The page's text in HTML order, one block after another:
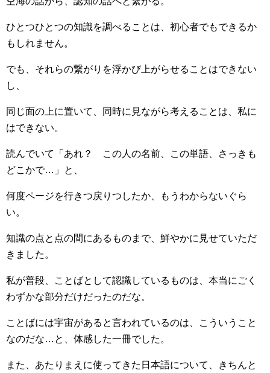
ひとつひとつの知識を調べることは、初心者でもできるか
もしれません。
でも、それらの繋がりを浮かび上がらせることはできない
し、
同じ面の上に置いて、同時に見ながら考えることは、私に
はできない。
読んでいて「あれ？ この人の名前、この単語、さっきも
どこかで…」と、
何度ページを行きつ戻りつしたか、もうわからないぐら
い。
知識の点と点の間にあるものまで、鮮やかに見せていただ
きました。
私が普段、ことばとして認識しているものは、本当にごく
わずかな部分だけだったのだな。
ことばには宇宙があると言われているのは、こういうこと
なのだな…と、体感した一冊でした。
また、あたりまえに使ってきた日本語について、きちんと